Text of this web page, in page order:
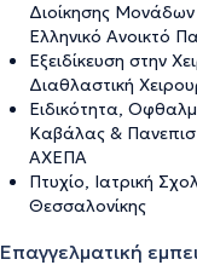
Διοίκησης Μονάδων
Ελληνικό Ανοικτό
Εξειδίκευση στην
Διαθλαστική
Ειδικότητα,
Καβάλας &
ΑΧΕΠΑ
Πτυχίο, Ιατρική
Θεσσαλονίκης
Επαγγελματική